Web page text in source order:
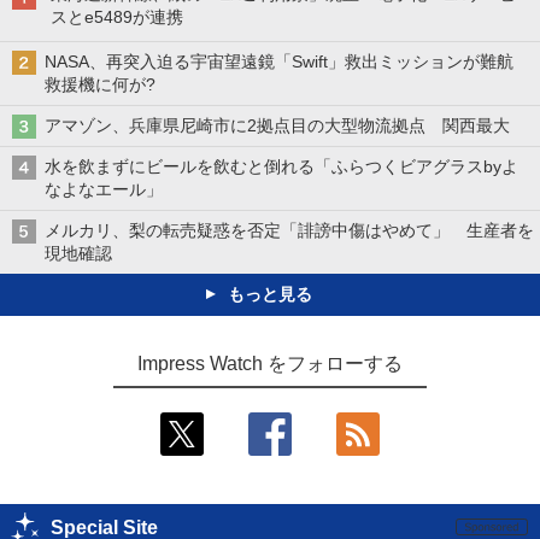
スとe5489が連携
NASA、再突入迫る宇宙望遠鏡「Swift」救出ミッションが難航
救援機に何が?
アマゾン、兵庫県尼崎市に2拠点目の大型物流拠点 関西最大
水を飲まずにビールを飲むと倒れる「ふらつくビアグラスbyよ
なよなエール」
メルカリ、梨の転売疑惑を否定「誹謗中傷はやめて」 生産者を
現地確認
もっと見る
Impress Watch をフォローする
Special Site